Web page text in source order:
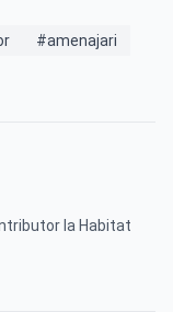
#amenajari
la Habitat